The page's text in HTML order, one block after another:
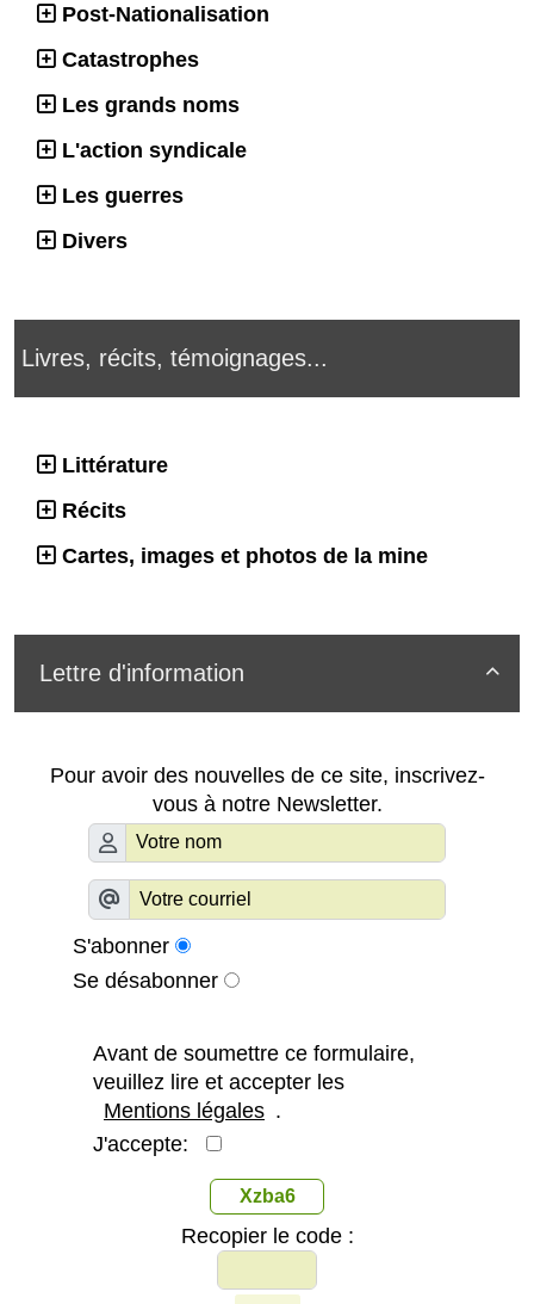
Post-Nationalisation
Catastrophes
Les grands noms
L'action syndicale
Les guerres
Divers
Livres, récits, témoignages...
Littérature
Récits
Cartes, images et photos de la mine

Lettre d'information
Pour avoir des nouvelles de ce site, inscrivez-
vous à notre Newsletter.
S'abonner
Se désabonner
Avant de soumettre ce formulaire,
veuillez lire et accepter les
Mentions légales .
J'accepte:
Xzba6
Recopier le code :